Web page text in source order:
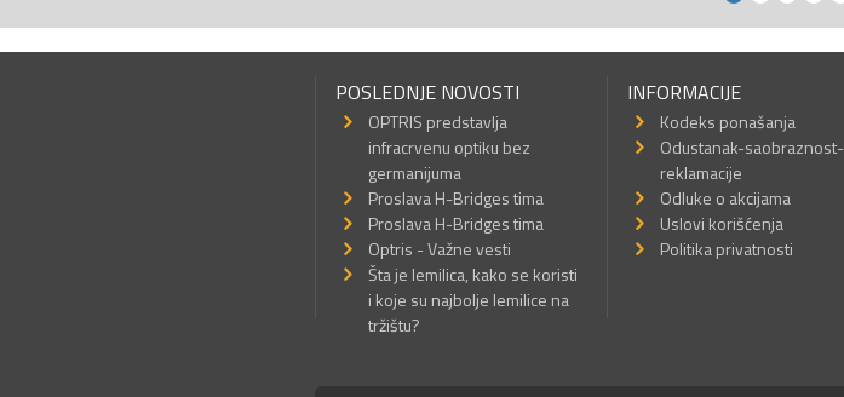
POSLEDNJE NOVOSTI
OPTRIS predstavlja
infracrvenu optiku bez
germanijuma
Proslava H-Bridges tima
Proslava H-Bridges tima
Optris - Važne vesti
Šta je lemilica, kako se koristi
i koje su najbolje lemilice na
tržištu?
INFORMACIJE
Kodeks ponašanja
Odustanak-saobraznost-
reklamacije
Odluke o akcijama
Uslovi korišćenja
Politika privatnosti